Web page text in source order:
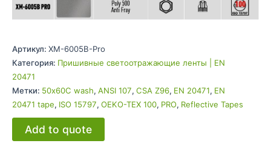
Артикул: XM-6005B-Pro
Категория: Пришивные светоотражающие ленты | EN
20471
Метки: 50x60C wash, ANSI 107, CSA Z96, EN 20471, EN
20471 tape, ISO 15797, OEKO-TEX 100, PRO, Reflective Tapes
Add to quote